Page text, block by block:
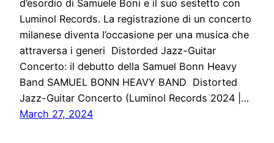
d’esordio di Samuele Boni e il suo sestetto con
Luminol Records. La registrazione di un concerto
milanese diventa l’occasione per una musica che
attraversa i generi Distorded Jazz-Guitar
Concerto: il debutto della Samuel Bonn Heavy
Band SAMUEL BONN HEAVY BAND Distorted
Jazz-Guitar Concerto (Luminol Records 2024 |…
March 27, 2024